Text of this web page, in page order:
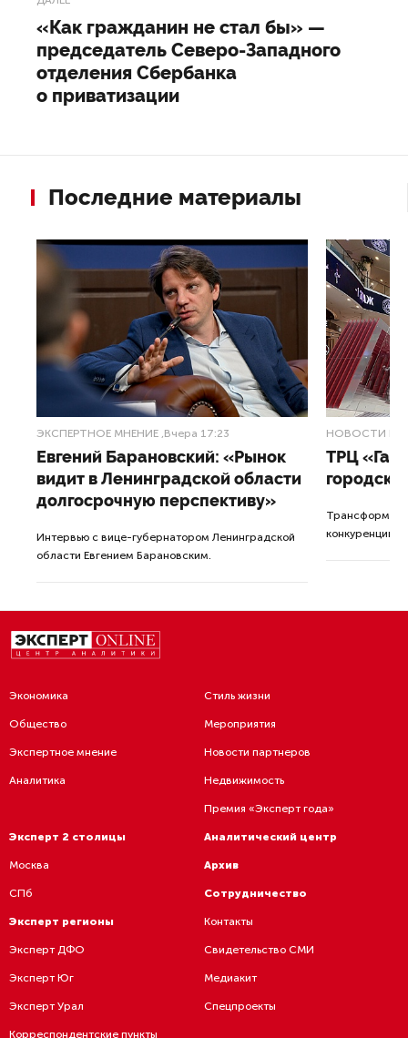
«Как гражданин не стал бы» —
председатель Северо-Западного
отделения Сбербанка
о приватизации
Последние материалы
ЭКСПЕРТНОЕ МНЕНИЕ ,Вчера 17:23
Евгений Барановский: «Рынок
видит в Ленинградской области
долгосрочную перспективу»
Интервью с вице-губернатором Ленинградской
области Евгением Барановским.
НОВОСТИ
ТРЦ
конкуренции
Экономика
Общество
Экспертное мнение
Аналитика
Стиль жизни
Мероприятия
Новости партнеров
Недвижимость
Премия «Эксперт года»
Эксперт 2 столицы
Москва
СПб
Эксперт регионы
Эксперт ДФО
Эксперт Юг
Эксперт Урал
Корреспондентские пункты
Аналитический центр
Архив
Сотрудничество
Контакты
Свидетельство СМИ
Медиакит
Спецпроекты